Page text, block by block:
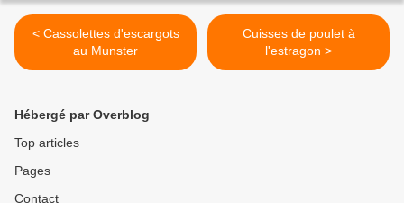
< Cassolettes d'escargots
au Munster
Cuisses de poulet à
l'estragon >
Hébergé par Overblog
Top articles
Pages
Contact